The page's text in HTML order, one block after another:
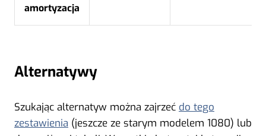
amortyzacja
Alternatywy
Szukając alternatyw można zajrzeć do tego
zestawienia (jeszcze ze starym modelem 1080) lub